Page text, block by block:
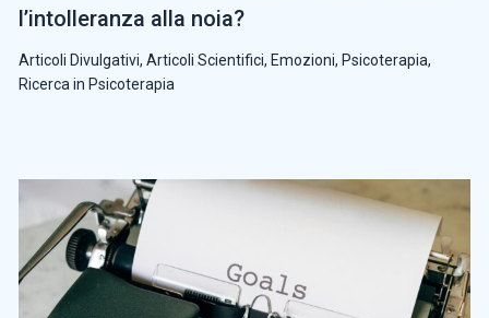
l’intolleranza alla noia?
Articoli Divulgativi, Articoli Scientifici, Emozioni, Psicoterapia,
Ricerca in Psicoterapia